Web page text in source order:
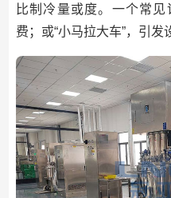
比制冷量或度。一个常见
费；或“小马拉大车”，引发